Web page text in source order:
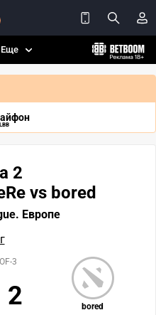
Еще
2
vs bored
Европе
bored
3
2